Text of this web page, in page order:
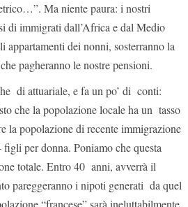
Ma niente paura: i nostri
di immigrati dall’Africa e dal Medio
dei nonni, sosterranno la
pagheranno le nostre pensioni.
di attuariale, e fa un po’ di conti:
che la popolazione locale ha un tasso
popolazione di recente immigrazione
per donna. Poniamo che questa
totale. Entro 40 anni, avverrà il
pareggeranno i nipoti generati da quel
“francese” sarà ineluttabilmente